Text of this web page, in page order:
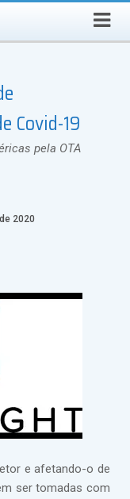
Busca
Covid-19
pela OTA
2020
e afetando-o de
ser tomadas com